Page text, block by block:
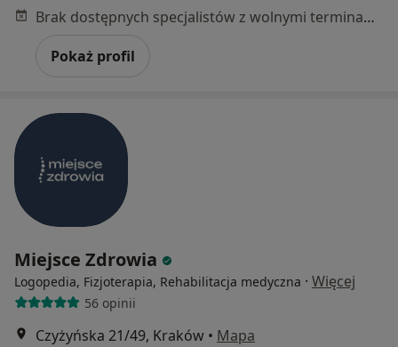
Brak dostępnych specjalistów z wolnymi terminami w tym centrum medycznym.
Pokaż profil
Miejsce Zdrowia
Logopedia, Fizjoterapia, Rehabilitacja medyczna · Więcej
56 opinii
Czyżyńska 21/49, Kraków • Mapa